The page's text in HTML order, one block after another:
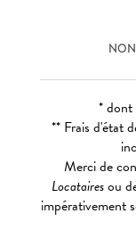
* dont
** Frais d'état
Merci de
Locatairesou
impérativement